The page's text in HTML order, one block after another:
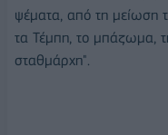
ψέματα, από τη μείωση
τα Τέμπη, το μπάζωμα,
σταθμάρχη".